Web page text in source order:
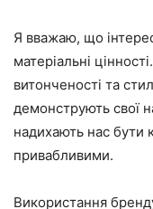
Я вважаю, що
матеріальні
витонченості та
демонструють свої
надихають нас бути
привабливими.
Використання